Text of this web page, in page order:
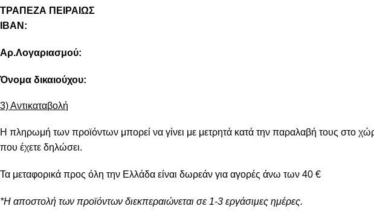
ΤΡΑΠΕΖΑ ΠΕΙΡΑΙΩΣ
IBAN:
Αρ.Λογαριασμού:
Όνομα δικαιούχου:
3) Αντικαταβολή
Η πληρωμή των προϊόντων μπορεί να γίνει με μετρητά κατά την παραλαβή τους στο
που έχετε δηλώσει.
Τα μεταφορικά προς όλη την Ελλάδα είναι δωρεάν για αγορές άνω των 40 €
*Η αποστολή των προϊόντων διεκπεραιώνεται σε 1-3 εργάσιμες ημέρες.